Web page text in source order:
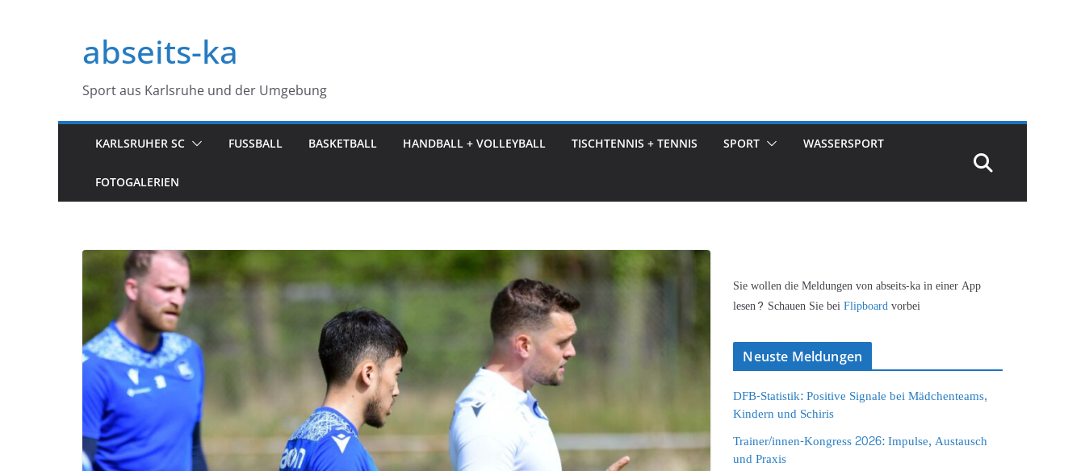
springenabseits-ka
Sport aus Karlsruhe und der Umgebung
KARLSRUHER SC FUSSBALL BASKETBALL HANDBALL + VOLLEYBALL TISCHTENNIS + TENNIS SPORT WASSERSPORT
FOTOGALERIEN
Sie wollen die Meldungen von abseits-ka in einer App
lesen? Schauen Sie beiFlipboardvorbei
Neuste Meldungen
DFB-Statistik: Positive Signale bei Mädchenteams,
Kindern und Schiris
Trainer/innen-Kongress 2026: Impulse, Austausch
und Praxis